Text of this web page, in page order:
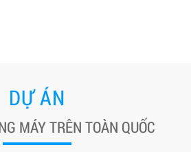
DỰ ÁN
MÁY TRÊN TOÀN QUỐC